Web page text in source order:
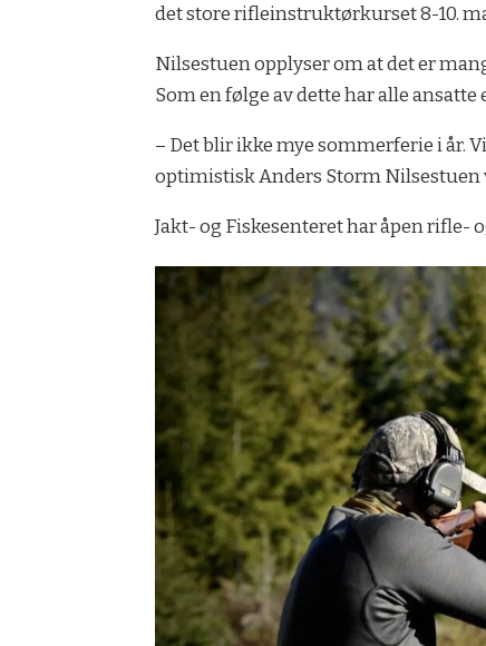
det store rifleinstruktørkurset 8-10.
Nilsestuen opplyser om at det er
Som en følge av dette har alle
– Det blir ikke mye sommerferie i år.
optimistisk Anders Storm Nilsestuen
Jakt- og Fiskesenteret har åpen rifle-